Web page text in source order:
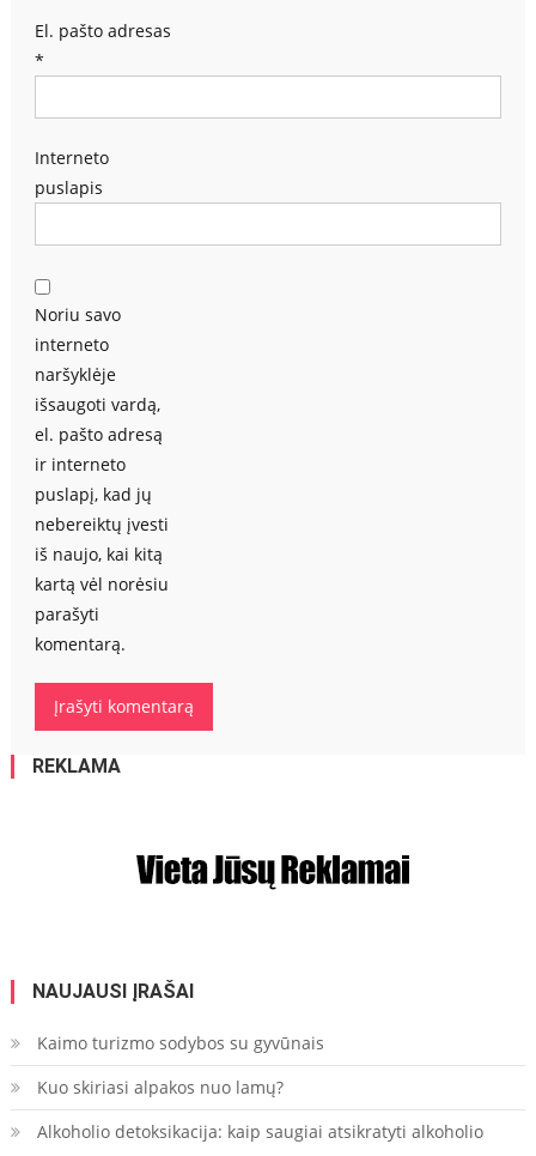
El. pašto adresas
*
Interneto
puslapis
Noriu savo
interneto
naršyklėje
išsaugoti vardą,
el. pašto adresą
ir interneto
puslapį, kad jų
nebereiktų įvesti
iš naujo, kai kitą
kartą vėl norėsiu
parašyti
komentarą.
REKLAMA
NAUJAUSI ĮRAŠAI
Kaimo turizmo sodybos su gyvūnais
Kuo skiriasi alpakos nuo lamų?
Alkoholio detoksikacija: kaip saugiai atsikratyti alkoholio